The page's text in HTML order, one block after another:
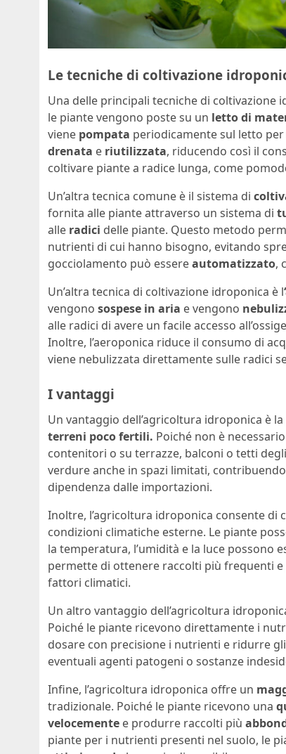
Le tecniche di coltivazione
Una delle principali tecniche di coltivazione
le piante vengono poste su un letto di
viene pompata periodicamente sul letto per
drenata e riutilizzata, riducendo così il
coltivare piante a radice lunga, come
Un’altra tecnica comune è il sistema di
fornita alle piante attraverso un sistema di
alle radici delle piante. Questo metodo
nutrienti di cui hanno bisogno, evitando
gocciolamento può essereautomatizzato,
Un’altra tecnica di coltivazione idroponica è l
vengono sospese in aria e vengono
alle radici di avere un facile accesso
Inoltre, l’aeroponica riduce il consumo di
viene nebulizzata direttamente sulle radici
I vantaggi
Un vantaggio dell’agricoltura idroponica è
terreni poco fertili. Poiché non è
contenitori o su terrazze, balconi o tetti
verdure anche in spazi limitati,
dipendenza dalle importazioni.
Inoltre, l’agricoltura idroponica consente di
condizioni climatiche esterne. Le piante
la temperatura, l’umidità e la luce possono
permette di ottenere raccolti più frequenti
fattori climatici.
Un altro vantaggio dell’agricoltura
Poiché le piante ricevono direttamente i
dosare con precisione i nutrienti e ridurre
eventuali agenti patogeni o sostanze
Infine, l’agricoltura idroponica offre un
tradizionale. Poiché le piante ricevono una
velocemente e produrre raccolti più
piante per i nutrienti presenti nel suolo, le